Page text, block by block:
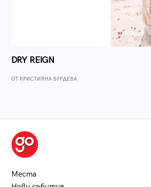
DRY REIGN
ОТ КРИСТИЯНА БУРДЕВА
Места